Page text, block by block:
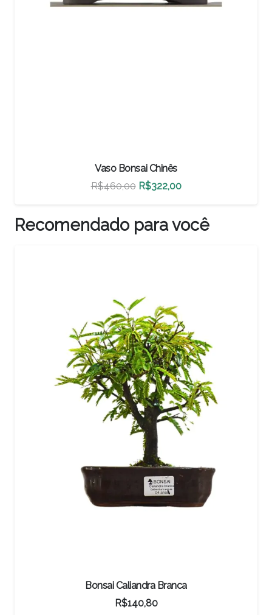
Vaso Bonsai Chinês
R$500,00 O
preço
original
R$350,00O
preço
atual
Recomendado para você
Bonsai Shimpaku Kichu
R$1.750,00